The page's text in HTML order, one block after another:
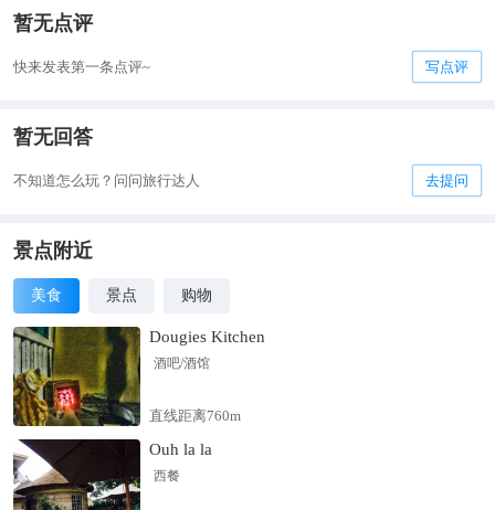
暂无点评
快来发表第一条点评~ 写点评
暂无回答
不知道怎么玩？问问旅行达人 去提问
景点附近
美食 景点 购物
Dougies Kitchen
酒吧/酒馆
直线距离760m
Ouh la la
西餐